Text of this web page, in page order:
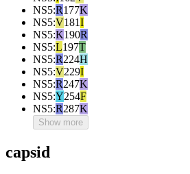
NS5:R177K
NS5:V181I
NS5:K190R
NS5:L197T
NS5:R224H
NS5:V229I
NS5:R247K
NS5:Y254F
NS5:R287K
Show more
capsid